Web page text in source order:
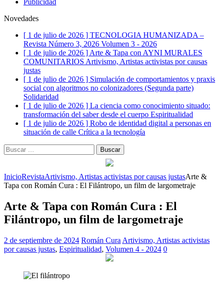
Publicidad
Novedades
[ 1 de julio de 2026 ] TECNOLOGIA HUMANIZADA –
Revista Número 3, 2026 Volumen 3 - 2026
[ 1 de julio de 2026 ] Arte & Tapa con AYNI MURALES
COMUNITARIOS Artivismo, Artistas activistas por causas
justas
[ 1 de julio de 2026 ] Simulación de comportamientos y praxis
social con algoritmos no colonizadores (Segunda parte)
Solidaridad
[ 1 de julio de 2026 ] La ciencia como conocimiento situado:
transformación del saber desde el cuerpo Espiritualidad
[ 1 de julio de 2026 ] Robo de identidad digital a personas en
situación de calle Crítica a la tecnología
Buscar:
InicioRevistaArtivismo, Artistas activistas por causas justasArte &
Tapa con Román Cura : El Filántropo, un film de largometraje
Arte & Tapa con Román Cura : El
Filántropo, un film de largometraje
2 de septiembre de 2024 Román Cura Artivismo, Artistas activistas
por causas justas, Espiritualidad, Volumen 4 - 2024 0